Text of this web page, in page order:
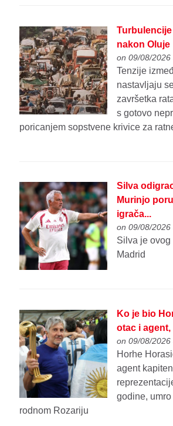
nakon Oluje
on 09/08/2026
Tenzije
nastavljaju
završetka
s gotovo
poricanjem sopstvene krivice za
Silva
Murinjo
igrača...
on 09/08/2026
Silva je ovog
Madrid
Ko je bio
otac i
on 09/08/2026
Horhe
agent
godine,
rodnom Rozariju